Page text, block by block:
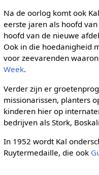
Na de oorlog komt ook
eerste jaren als hoofd
hoofd van de nieuwe
Ook in die hoedanigheid
voor zeevarenden
Week.
Verder zijn er
missionarissen, planters
kinderen hier op
bedrijven als Stork,
In 1952 wordt Kal
Ruytermedaille, die ook